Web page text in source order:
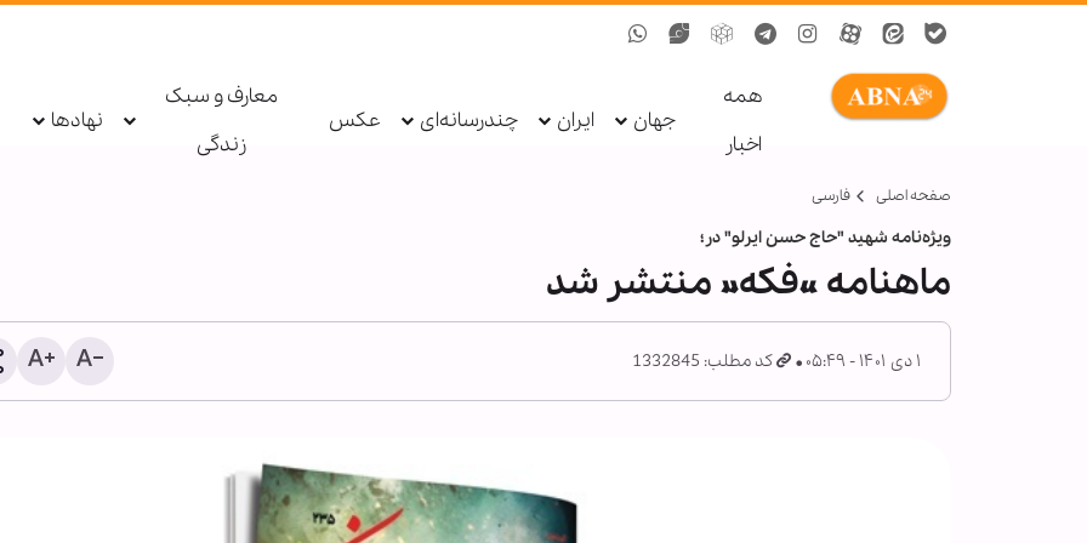
همه
اخبار
جهان ایران چندرسانه‌ای عکس
معارف و سبک
زندگی
نهادها
صفحه اصلی فارسی
ویژه‌نامه شهید "حاج حسن ایرلو" در؛
ماهنامه «فکه» منتشر شد
۱ دی ۱۴۰۱ - ۰۵:۴۹ کد مطلب: 1332845